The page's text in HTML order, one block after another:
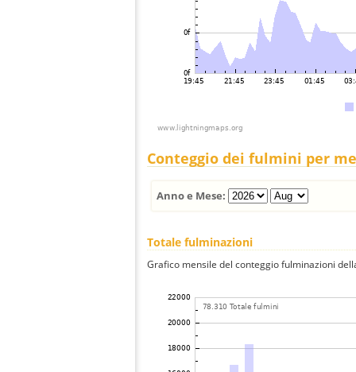
Conteggio dei fulmini per
Anno e Mese:
Totale fulminazioni
Grafico mensile del conteggio fulminazioni